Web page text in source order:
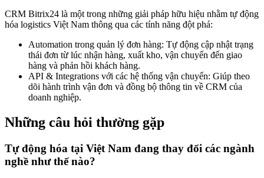
CRM Bitrix24 là một trong những giải pháp hữu hiệu nhằm tự động
hóa logistics Việt Nam thông qua các tính năng đột phá:
Automation trong quản lý đơn hàng: Tự động cập nhật trạng
thái đơn từ lúc nhận hàng, xuất kho, vận chuyển đến giao
hàng và phản hồi khách hàng.
API & Integrations với các hệ thống vận chuyển: Giúp theo
dõi hành trình vận đơn và đồng bộ thông tin về CRM của
doanh nghiệp.
Những câu hỏi thường gặp
Tự động hóa tại Việt Nam đang thay đổi các ngành
nghề như thế nào?